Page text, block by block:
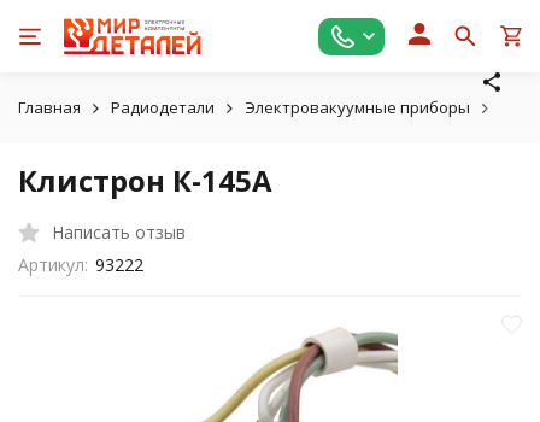
Главная Радиодетали Электровакуумные приборы
Клистрон К-145А
Написать отзыв
Артикул: 93222